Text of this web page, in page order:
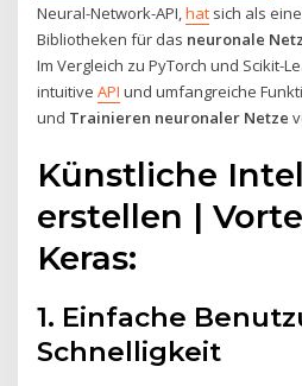
Neural-Network-API,hat sich als
Bibliotheken für das neuronale
Im Vergleich zu PyTorch und Scikit-
intuitiveAPI und umfangreiche
und Trainieren neuronaler Netze
Künstliche
erstellen |
Keras:
1. Einfache
Schnelligkeit